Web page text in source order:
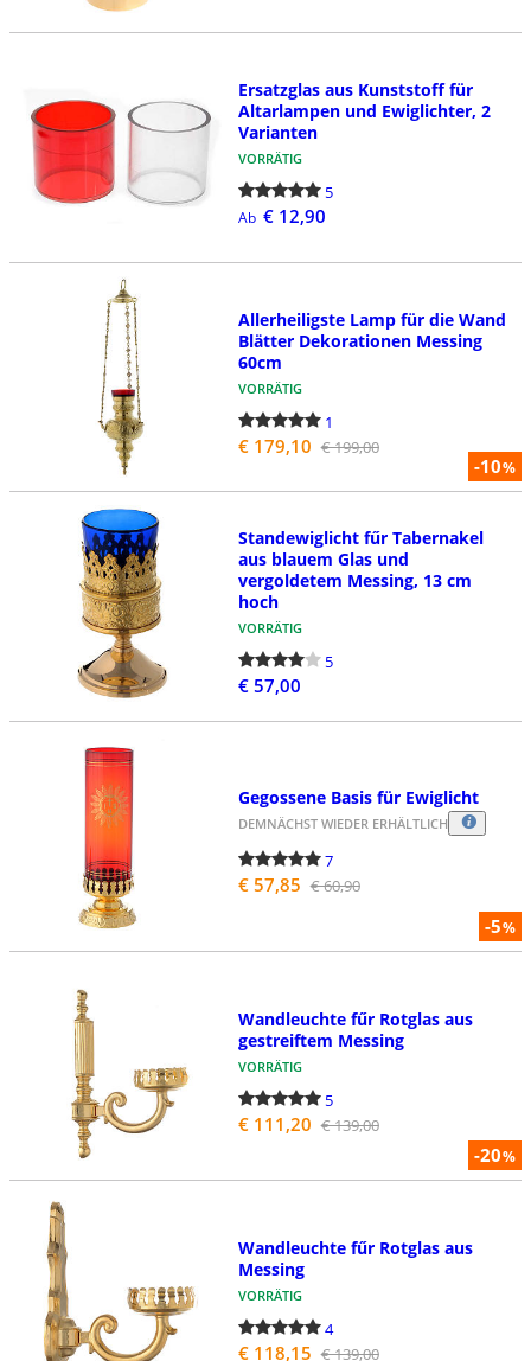
Ersatzglas aus Kunststoff für
Altarlampen und Ewiglichter, 2
Varianten
VORRÄTIG
5
Ab € 12,90
-10%
Allerheiligste Lamp für die Wand
Blätter Dekorationen Messing
60cm
VORRÄTIG
1
€ 179,10 € 199,00
Standewiglicht fűr Tabernakel
aus blauem Glas und
vergoldetem Messing, 13 cm
hoch
VORRÄTIG
5
€ 57,00
-5%
Gegossene Basis für Ewiglicht
DEMNÄCHST WIEDER ERHÄLTLICH
7
€ 57,85 € 60,90
-20%
Wandleuchte fűr Rotglas aus
gestreiftem Messing
VORRÄTIG
5
€ 111,20 € 139,00
Wandleuchte fűr Rotglas aus
Messing
VORRÄTIG
4
€ 118,15 € 139,00